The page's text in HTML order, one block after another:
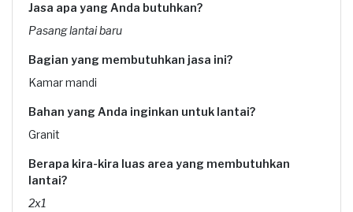
Jasa apa yang Anda butuhkan?
Pasang lantai baru
Bagian yang membutuhkan jasa ini?
Kamar mandi
Bahan yang Anda inginkan untuk lantai?
Granit
Berapa kira-kira luas area yang membutuhkan
lantai?
2x1